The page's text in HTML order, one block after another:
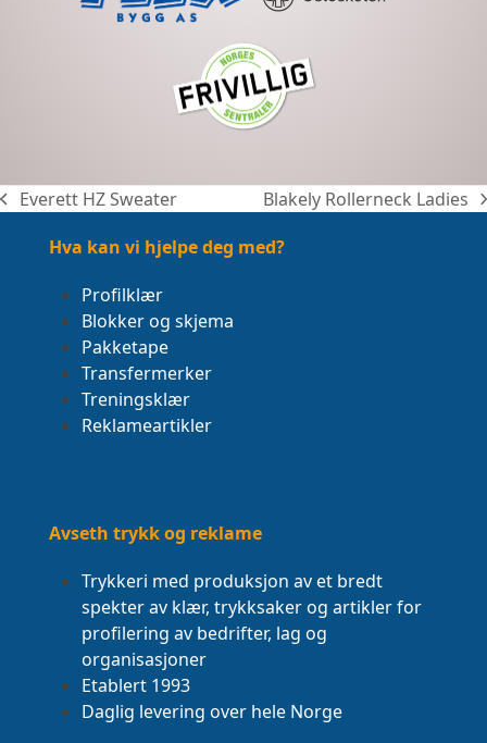
previous
Everett HZ Sweater
next
post:
Blakely Rollerneck Ladies
Hva kan vi hjelpe deg med?
Profilklær
Blokker og skjema
Pakketape
Transfermerker
Treningsklær
Reklameartikler
Avseth trykk og reklame
Trykkeri med produksjon av et bredt
spekter av klær, trykksaker og artikler for
profilering av bedrifter, lag og
organisasjoner
Etablert 1993
Daglig levering over hele Norge